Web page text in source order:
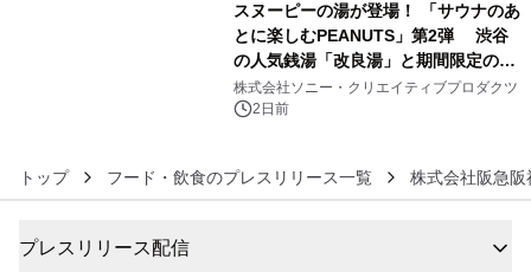
スヌーピーの湯が登場！ 「サウナのあ
とに楽しむPEANUTS」第2弾 渋谷
の人気銭湯「改良湯」と期間限定のコ
ラボレーション サウナイキタイコラ
ボグッズも発売決定！
株式会社ソニー・クリエイティブプロダクツ
2日前
トップ フード・飲食のプレスリリース一覧 株式会社阪急阪
プレスリリース配信